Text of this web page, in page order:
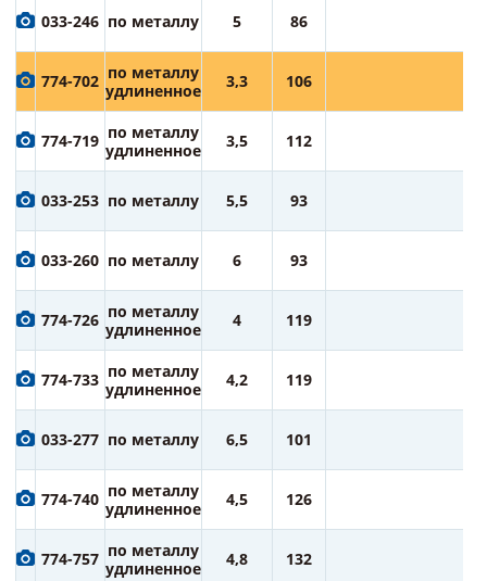
033-246 по металлу 5 86
774-702 по металлу
удлиненное
3,3 106
774-719 по металлу
удлиненное
3,5 112
033-253 по металлу 5,5 93
033-260 по металлу 6 93
774-726 по металлу
удлиненное
4 119
774-733 по металлу
удлиненное
4,2 119
033-277 по металлу 6,5 101
774-740 по металлу
удлиненное
4,5 126
774-757 по металлу
удлиненное
4,8 132